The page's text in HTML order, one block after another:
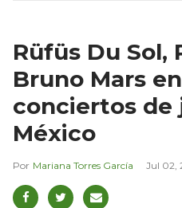
Rüfüs Du Sol,
Bruno Mars
conciertos de
México
Mariana Torres García Jul 02,